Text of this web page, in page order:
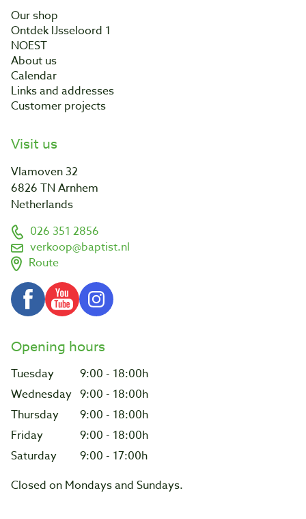
Our shop
Ontdek IJsseloord 1
NOEST
About us
Calendar
Links and addresses
Customer projects
Visit us
Vlamoven 32
6826 TN Arnhem
Netherlands
026 351 2856
verkoop@baptist.nl
Route
Opening hours
Tuesday
9:00 - 18:00h
Wednesday 9:00 - 18:00h
Thursday
9:00 - 18:00h
Friday
9:00 - 18:00h
Saturday
9:00 - 17:00h
Closed on Mondays and Sundays.